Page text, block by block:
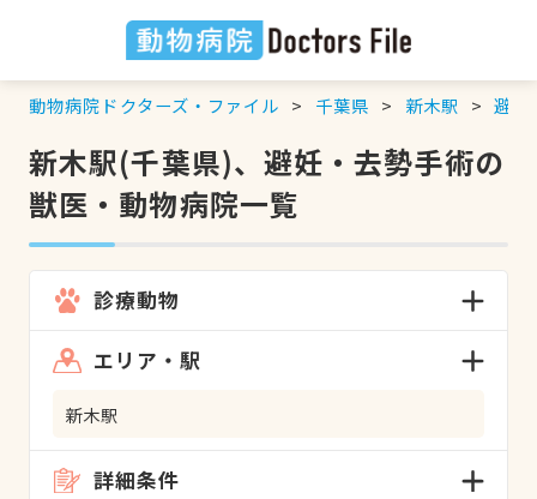
動物病院ドクターズ・ファイル 千葉県 新木駅 避妊
新木駅(千葉県)、避妊・去勢手術の
獣医・動物病院一覧
診療動物
エリア・駅
新木駅
詳細条件